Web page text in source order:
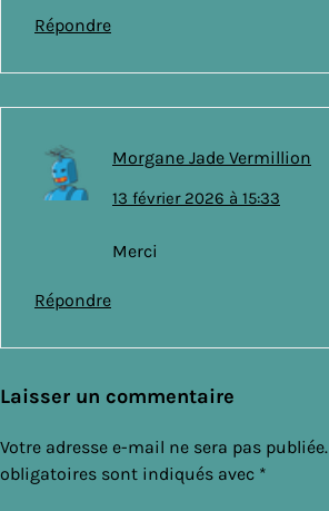
Répondre
Morgane Jade Vermillion
13 février 2026 à 15:33
Merci
Répondre
Laisser un commentaire
Votre adresse e-mail ne sera pas publiée.
obligatoires sont indiqués avec *